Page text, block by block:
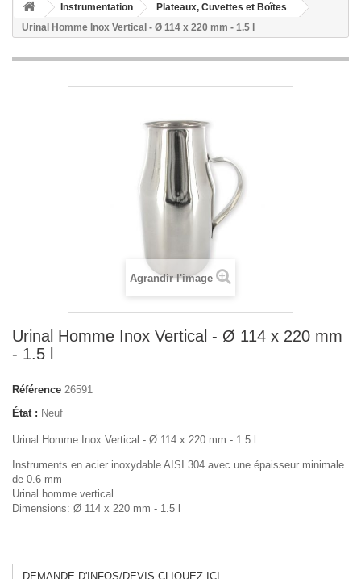
Instrumentation
Plateaux, Cuvettes et Boîtes
Urinal Homme Inox Vertical - Ø 114 x 220 mm - 1.5 l
Agrandir l'image
Urinal Homme Inox Vertical - Ø 114 x 220 mm
- 1.5 l
Référence 26591
État : Neuf
Urinal Homme Inox Vertical - Ø 114 x 220 mm - 1.5 l
Instruments en acier inoxydable AISI 304 avec une épaisseur minimale
de 0.6 mm
Urinal homme vertical
Dimensions: Ø 114 x 220 mm - 1.5 l
DEMANDE D'INFOS/DEVIS CLIQUEZ ICI